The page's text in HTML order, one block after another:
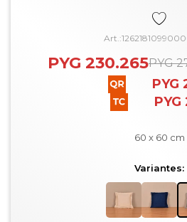
PYG 230.265PYG
PYG
PYG
60 x 60 cm
Variantes: